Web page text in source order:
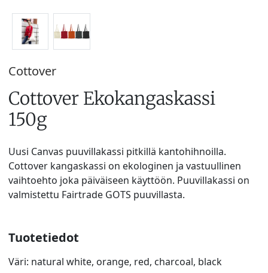
Cottover
Cottover Ekokangaskassi
150g
Uusi Canvas puuvillakassi pitkillä kantohihnoilla.
Cottover kangaskassi on ekologinen ja vastuullinen
vaihtoehto joka päiväiseen käyttöön. Puuvillakassi on
valmistettu Fairtrade GOTS puuvillasta.
Tuotetiedot
Väri: natural white, orange, red, charcoal, black